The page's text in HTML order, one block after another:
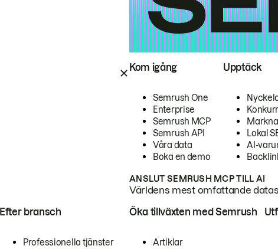
Kom igång
Semrush One
Enterprise
Semrush MCP
Semrush API
Våra data
Boka en demo
Upptäck
Lokal
AI-
ANSLUT SEMRUSH MCP TILL AI
Världens mest omfattande
Efter bransch
Professionella tjänster
Öka tillväxten med Semrush
Artiklar